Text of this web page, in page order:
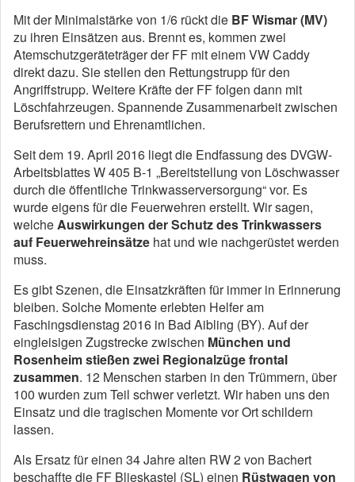
Mit der Minimalstärke von 1/6 rückt die BF Wismar (MV)
zu ihren Einsätzen aus. Brennt es, kommen zwei
Atemschutzgeräteträger der FF mit einem VW Caddy
direkt dazu. Sie stellen den Rettungstrupp für den
Angriffstrupp. Weitere Kräfte der FF folgen dann mit
Löschfahrzeugen. Spannende Zusammenarbeit zwischen
Berufsrettern und Ehrenamtlichen.
Seit dem 19. April 2016 liegt die Endfassung des DVGW-
Arbeitsblattes W 405 B-1 „Bereitstellung von Löschwasser
durch die öffentliche Trinkwasserversorgung“ vor. Es
wurde eigens für die Feuerwehren erstellt. Wir sagen,
welcheAuswirkungen der Schutz des Trinkwassers
auf Feuerwehreinsätze hat und wie nachgerüstet werden
muss.
Es gibt Szenen, die Einsatzkräften für immer in Erinnerung
bleiben. Solche Momente erlebten Helfer am
Faschingsdienstag 2016 in Bad Aibling (BY). Auf der
eingleisigen Zugstrecke zwischen München und
Rosenheim stießen zwei Regionalzüge frontal
zusammen. 12 Menschen starben in den Trümmern, über
100 wurden zum Teil schwer verletzt. Wir haben uns den
Einsatz und die tragischen Momente vor Ort schildern
lassen.
Als Ersatz für einen 34 Jahre alten RW 2 von Bachert
beschaffte die FF Blieskastel (SL) einen Rüstwagen von